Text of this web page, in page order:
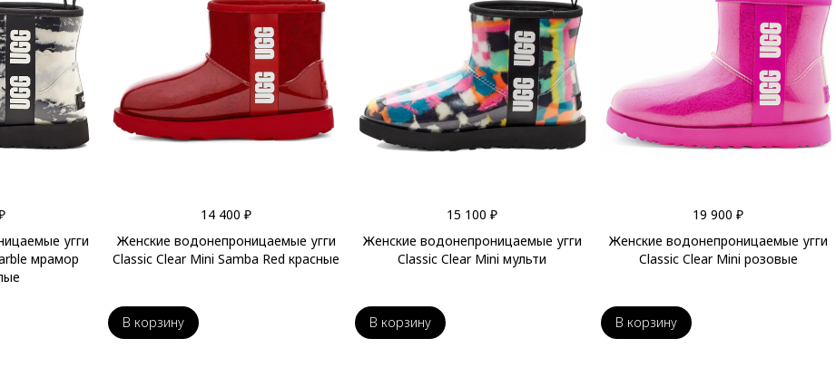
угги
мрамор
14 400 ₽
Женские водонепроницаемые угги
Classic Clear Mini Samba Red красные
В корзину
15 100 ₽
Женские водонепроницаемые угги
Classic Clear Mini мульти
В корзину
19 900 ₽
Женские водонепроницаемые угги
Classic Clear Mini розовые
В корзину